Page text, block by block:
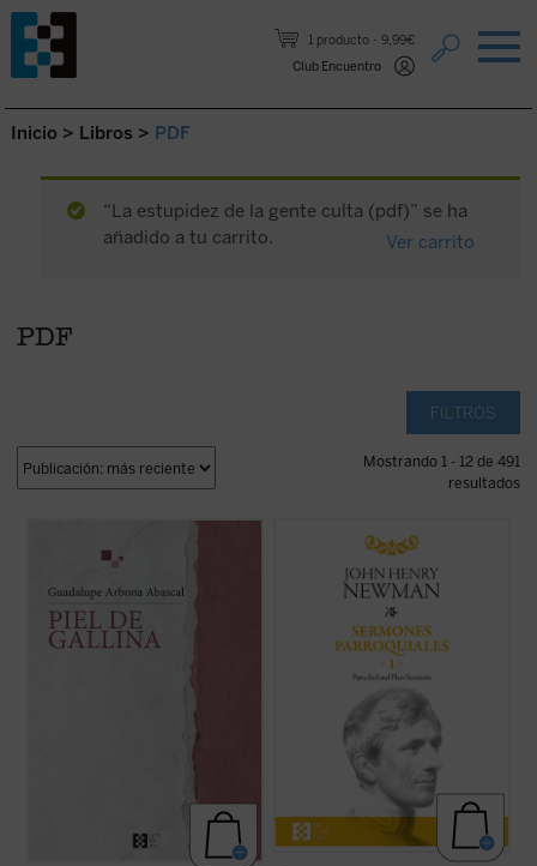
1 producto
9,99€
Club Encuentro
Saltar al contenido.
Inicio > Libros > PDF
“La estupidez de la gente culta (pdf)” se ha
añadido a tu carrito.
Ver carrito
PDF
FILTROS
Mostrando 1 - 12 de 491
resultados
cuando tengo miedo, pero también me
repente caigo en la cuenta de que estoy
viva y que hay alguien que sostiene mi
existencia». Tercera ...(ver ficha)
Desde su ordenación como pastor
anglicano hasta su muerte como cardenal
católico, la figura de Newman no deja de
sorprender por la coherencia de su
trayectoria. En estosSermones
, un clásico de la espiritualidad
(ver ficha)